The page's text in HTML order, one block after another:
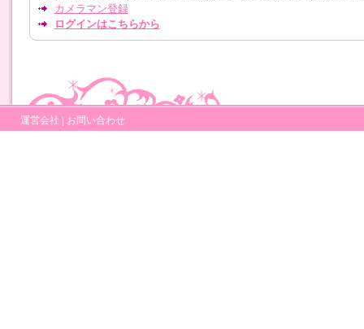
カメラマン登録
ログインはこちらから
運営会社 | お問い合わせ